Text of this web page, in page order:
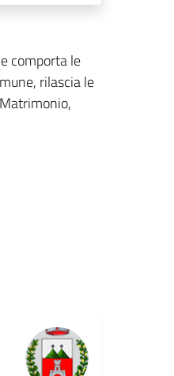
comporta le
rilascia le